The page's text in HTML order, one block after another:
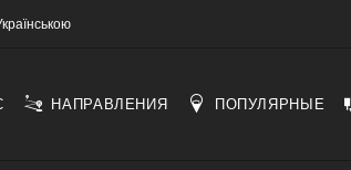
НАПРАВЛЕНИЯ ПОПУЛЯРНЫЕ